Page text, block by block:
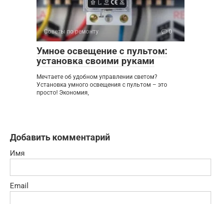
Советы по ремонту 0
Умное освещение с пультом:
установка своими руками
Мечтаете об удобном управлении светом?
Установка умного освещения с пультом – это
просто! Экономия,
Добавить комментарий
Имя
Email